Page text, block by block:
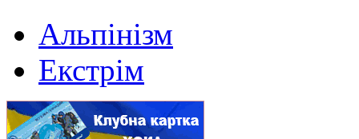
Альпінізм
Екстрім